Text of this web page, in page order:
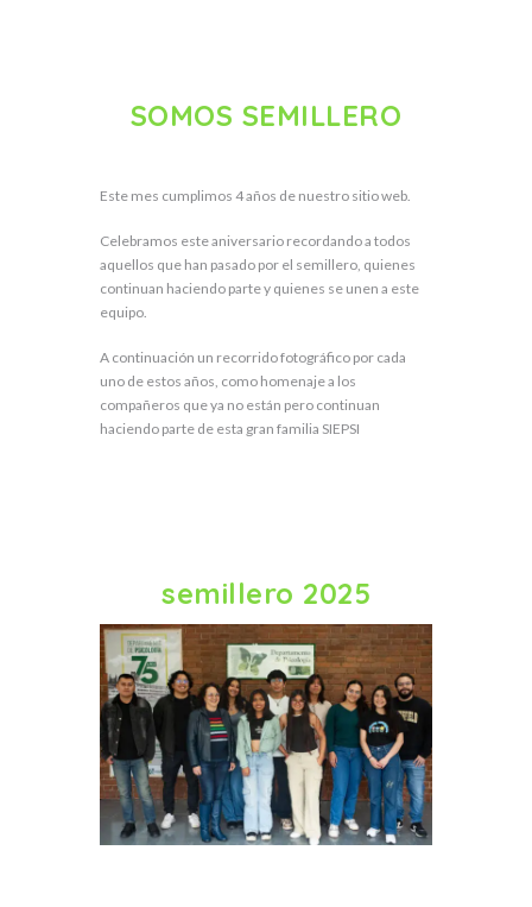
SOMOS SEMILLERO
Este mes cumplimos 4 años de nuestro sitio web.
Celebramos este aniversario recordando a todos
aquellos que han pasado por el semillero, quienes
continuan haciendo parte y quienes se unen a este
equipo.
A continuación un recorrido fotográfico por cada
uno de estos años, como homenaje a los
compañeros que ya no están pero continuan
haciendo parte de esta gran familia SIEPSI
semillero 2025